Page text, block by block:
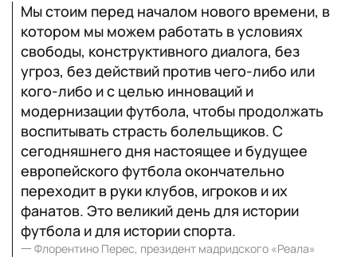
Мы стоим перед началом нового времени, в
котором мы можем работать в условиях
свободы, конструктивного диалога, без
угроз, без действий против чего-либо или
кого-либо и с целью инноваций и
модернизации футбола, чтобы продолжать
воспитывать страсть болельщиков. С
сегодняшнего дня настоящее и будущее
европейского футбола окончательно
переходит в руки клубов, игроков и их
фанатов. Это великий день для истории
футбола и для истории спорта.
一 Флорентино Перес, президент мадридского «Реала»